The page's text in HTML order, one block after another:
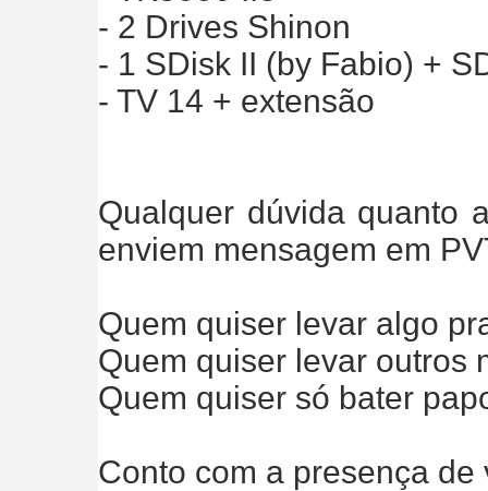
- 2 Drives Shinon
- 1 SDisk II (by Fabio) +
- TV 14 + extensão
Qualquer dúvida quanto
enviem mensagem em
Quem quiser levar algo
Quem quiser levar outros
Quem quiser só bater
Conto com a presença de